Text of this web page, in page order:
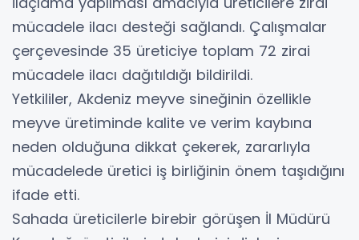
mücadele ilacı desteği sağlandı. Çalışmalar
çerçevesinde 35 üreticiye toplam 72 zirai
mücadele ilacı dağıtıldığı bildirildi.
Yetkililer, Akdeniz meyve sineğinin özellikle
meyve üretiminde kalite ve verim kaybına
neden olduğuna dikkat çekerek, zararlıyla
mücadelede üretici iş birliğinin önem taşıdığını
ifade etti.
Sahada üreticilerle birebir görüşen İl Müdürü